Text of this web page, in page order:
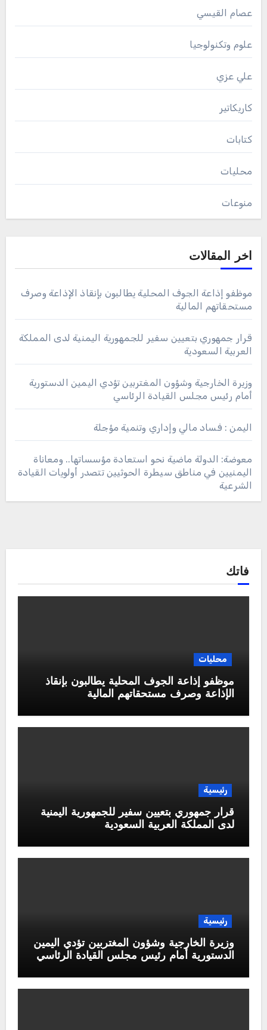
عصام القيسي
علوم وتكنولوجيا
علي عزي
كاريكاتير
كتابات
محليات
منوعات
اخر المقالات
موظفو إذاعة الجوف المحلية يطالبون بإنقاذ الإذاعة وصرف
مستحقاتهم المالية
قرار جمهوري بتعيين سفير للجمهورية اليمنية لدى المملكة
العربية السعودية
وزيرة الخارجية وشؤون المغتربين تؤدي اليمين الدستورية
أمام رئيس مجلس القيادة الرئاسي
اليمن : فساد مالي وإداري وتنمية مؤجلة
معوضة: الدولة ماضية نحو استعادة مؤسساتها.. ومعاناة
اليمنيين في مناطق سيطرة الحوثيين تتصدر أولويات القيادة
الشرعية
فاتك
محليات
موظفو إذاعة الجوف المحلية يطالبون بإنقاذ
الإذاعة وصرف مستحقاتهم المالية
رئيسية
قرار جمهوري بتعيين سفير للجمهورية اليمنية
لدى المملكة العربية السعودية
رئيسية
وزيرة الخارجية وشؤون المغتربين تؤدي اليمين
الدستورية أمام رئيس مجلس القيادة الرئاسي